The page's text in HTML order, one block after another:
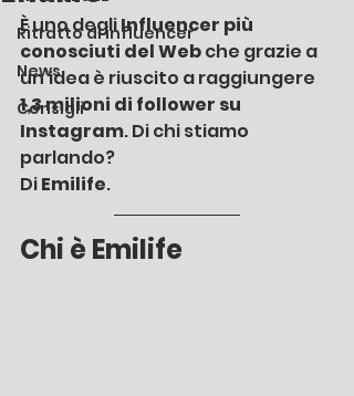
Ritratto di influencer
News
Consigli
È uno degli Influencer più
conosciuti del Web che grazie a
un’idea è riuscito a raggiungere
1,3 milioni di follower su
Instagram. Di chi stiamo
parlando?
Di Emilife.
Chi è Emilife